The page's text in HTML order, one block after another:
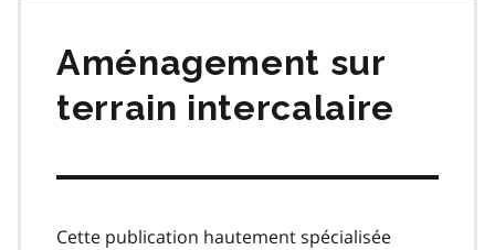
Aménagement sur
terrain intercalaire
Cette publication hautement spécialisée